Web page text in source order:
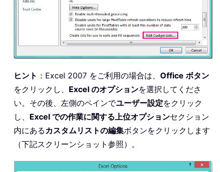
ヒント ：Excel 2007 をご利用の場合は、 Office ボタン
をクリックし、 Excel のオプションを選択してくださ
い。その後、左側のペインでユーザー設定をクリック
し、 Excel での作業に関する上位オプションセクション
内にある カスタムリストの編集ボタンをクリックします
（下記スクリーンショット参照）。